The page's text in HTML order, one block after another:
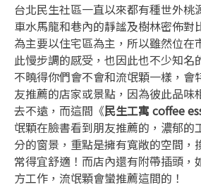
台北民生社區一直以來都有種世外桃
車水馬龍和巷內的靜謐及樹林密佈對
為主要以住宅區為主，所以雖然位在
此慢步調的感受，也因此也不少知名
不曉得你們會不會和流氓顆一樣，會
友推薦的店家或景點，因為彼此品味
去不遠，而這間《民生工寓 coffee
氓顆在臉書看到朋友推薦的，濃郁的
分的窗景，重點是擁有寬敞的空間，
常得宜舒適！而店內還有附帶插頭，
方工作，流氓顆會蠻推薦這間的！